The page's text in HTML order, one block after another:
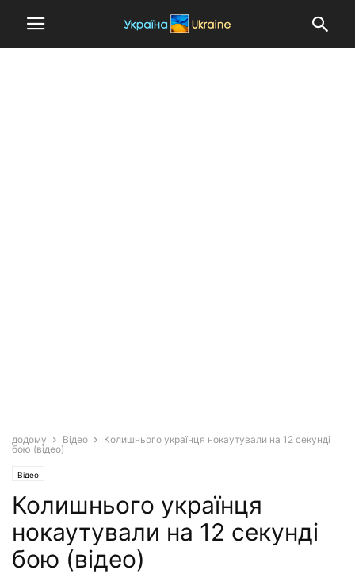
додому Відео
Колишнього українця нокаутували на 12 секунді
бою (відео)
Відео
Колишнього українця
нокаутували на 12 секунді
бою (відео)